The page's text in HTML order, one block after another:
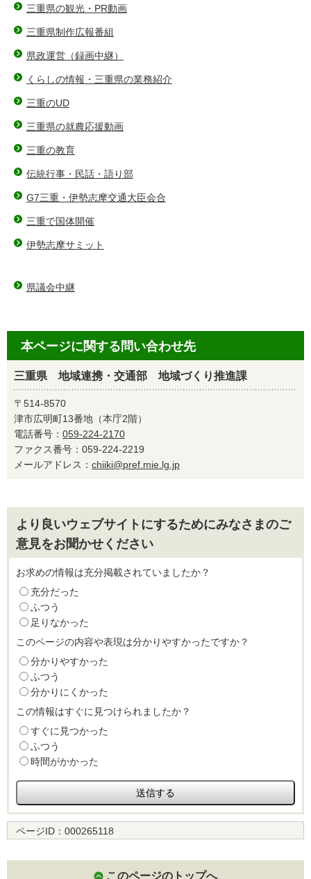
三重県の観光・PR動画
三重県制作広報番組
県政運営（録画中継）
くらしの情報・三重県の業務紹介
三重のUD
三重県の就農応援動画
三重の教育
伝統行事・民話・語り部
G7三重・伊勢志摩交通大臣会合
三重で国体開催
伊勢志摩サミット
県議会中継
本ページに関する問い合わせ先
三重県 地域連携・交通部 地域づくり推進課
〒514-8570
津市広明町13番地（本庁2階）
電話番号： 059-224-2170
ファクス番号：059-224-2219
メールアドレス： chiiki@pref.mie.lg.jp
より良いウェブサイトにするためにみなさまのご
意見をお聞かせください
お求めの情報は充分掲載されていましたか？
充分だった
ふつう
足りなかった
このページの内容や表現は分かりやすかったですか？
分かりやすかった
ふつう
分かりにくかった
この情報はすぐに見つけられましたか？
すぐに見つかった
ふつう
時間がかかった
ページID： 000265118
このページのトップへ